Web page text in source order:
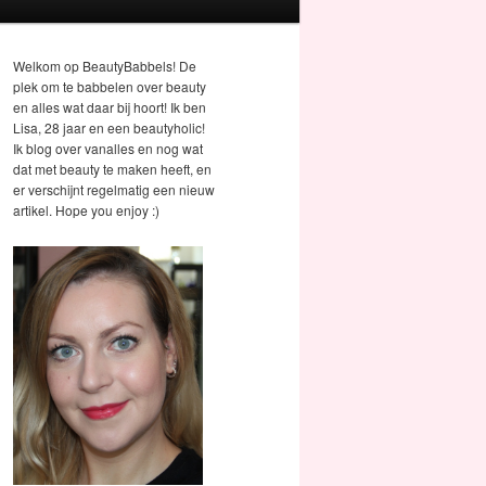
Welkom op BeautyBabbels! De
plek om te babbelen over beauty
en alles wat daar bij hoort! Ik ben
Lisa, 28 jaar en een beautyholic!
Ik blog over vanalles en nog wat
dat met beauty te maken heeft, en
er verschijnt regelmatig een nieuw
artikel. Hope you enjoy :)